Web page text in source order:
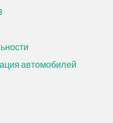
автомобилей